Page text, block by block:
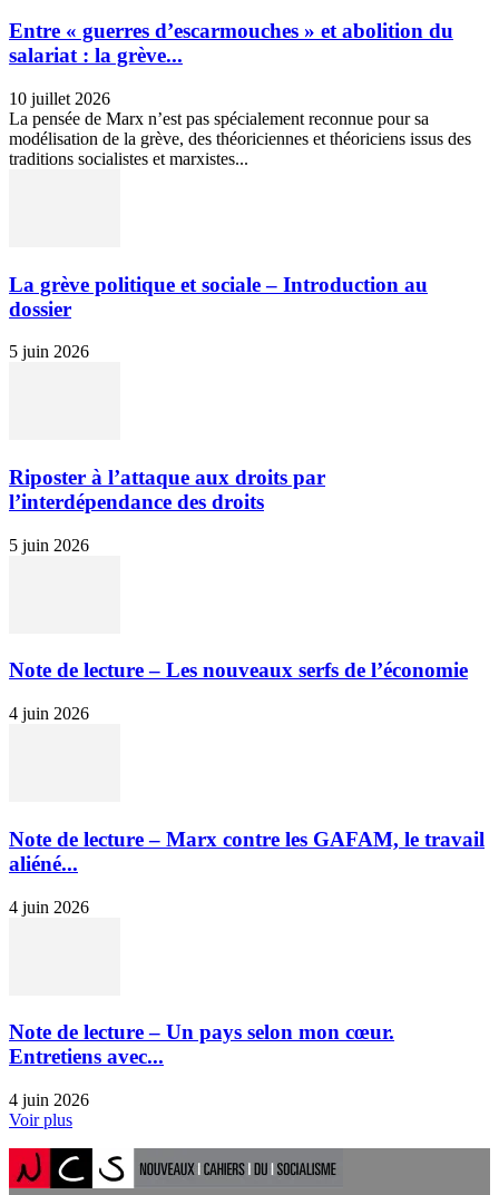
Entre « guerres d’escarmouches » et abolition du
salariat : la grève...
10 juillet 2026
La pensée de Marx n’est pas spécialement reconnue pour sa
modélisation de la grève, des théoriciennes et théoriciens issus des
traditions socialistes et marxistes...
La grève politique et sociale – Introduction au
dossier
5 juin 2026
Riposter à l’attaque aux droits par
l’interdépendance des droits
5 juin 2026
Note de lecture – Les nouveaux serfs de l’économie
4 juin 2026
Note de lecture – Marx contre les GAFAM, le travail
aliéné...
4 juin 2026
Note de lecture – Un pays selon mon cœur.
Entretiens avec...
4 juin 2026
Voir plus